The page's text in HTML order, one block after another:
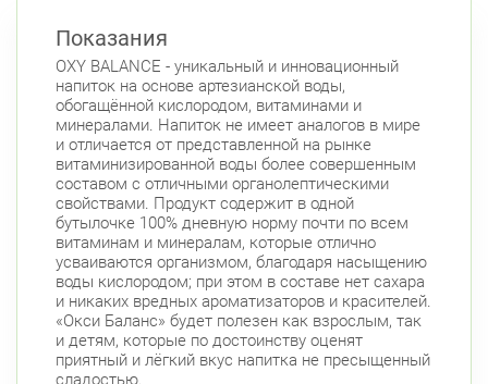
Показания
OXY BALANCE - уникальный и инновационный
напиток на основе артезианской воды,
обогащённой кислородом, витаминами и
минералами. Напиток не имеет аналогов в мире
и отличается от представленной на рынке
витаминизированной воды более совершенным
составом с отличными органолептическими
свойствами. Продукт содержит в одной
бутылочке 100% дневную норму почти по всем
витаминам и минералам, которые отлично
усваиваются организмом, благодаря насыщению
воды кислородом; при этом в составе нет сахара
и никаких вредных ароматизаторов и красителей.
«Окси Баланс» будет полезен как взрослым, так
и детям, которые по достоинству оценят
приятный и лёгкий вкус напитка не пресыщенный
сладостью.